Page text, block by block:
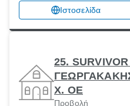
Ιστοσελίδα
25.
Χ. ΟΕ
Προβολή